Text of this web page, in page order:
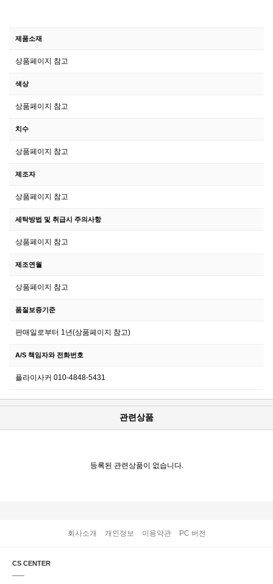
제품소재
상품페이지 참고
색상
상품페이지 참고
치수
상품페이지 참고
제조자
상품페이지 참고
세탁방법 및 취급시 주의사항
상품페이지 참고
제조연월
상품페이지 참고
품질보증기준
판매일로부터 1년(상품페이지 참고)
A/S 책임자와 전화번호
플라이사커 010-4848-5431
관련상품
등록된 관련상품이 없습니다.
회사소개 개인정보 이용약관 PC 버전
CS CENTER